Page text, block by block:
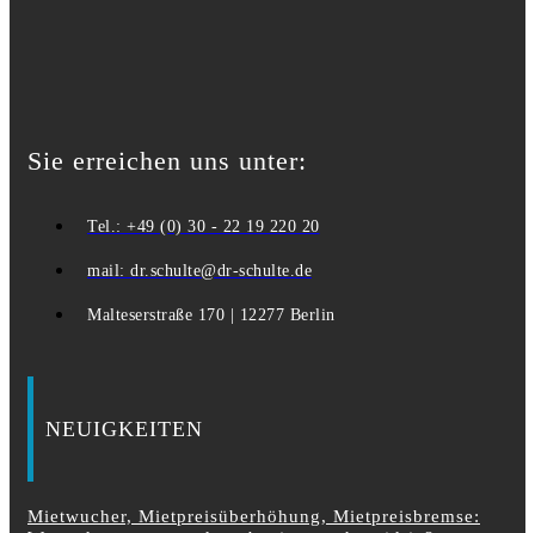
Sie erreichen uns unter:
Tel.: +49 (0) 30 - 22 19 220 20
mail: dr.schulte@dr-schulte.de
Malteserstraße 170 | 12277 Berlin
NEUIGKEITEN
Mietwucher, Mietpreisüberhöhung, Mietpreisbremse: